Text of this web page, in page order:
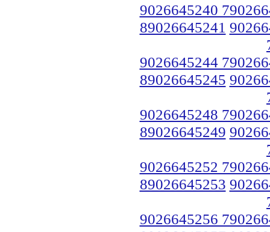
9026645240
89026645241
9026645244
89026645245
9026645248
89026645249
9026645252
89026645253
9026645256